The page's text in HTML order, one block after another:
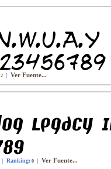
2 | Ver Fuente...
| Ranking: 0 | Ver Fuente...